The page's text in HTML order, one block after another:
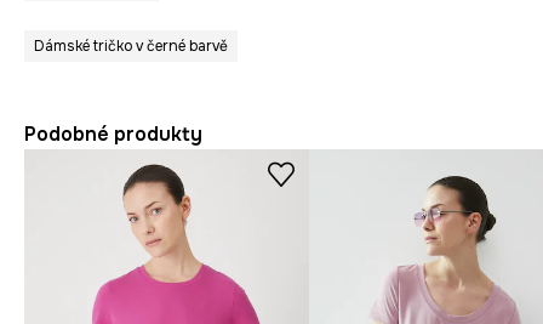
Dámské tričko v černé barvě
Podobné produkty